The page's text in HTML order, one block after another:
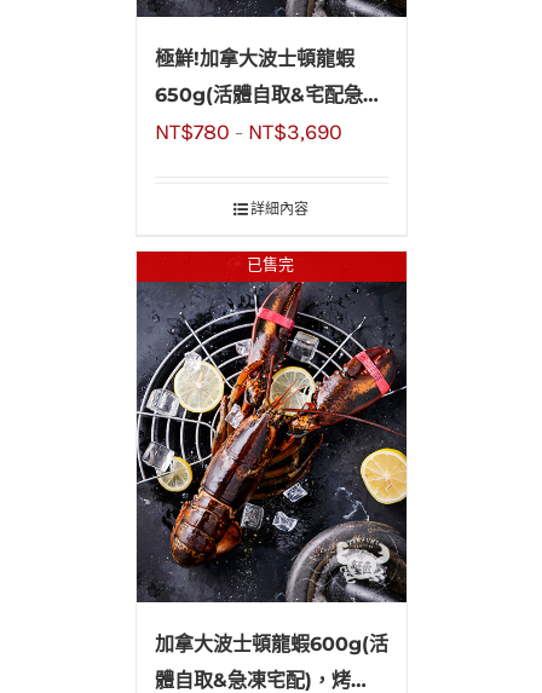
極鮮!加拿大波士頓龍蝦
650g(活體自取&宅配急
凍)，烤肉、聚餐您最吸睛
NT$780 – NT$3,690
詳細內容
已售完
加拿大波士頓龍蝦600g(活
體自取&急凍宅配)，烤